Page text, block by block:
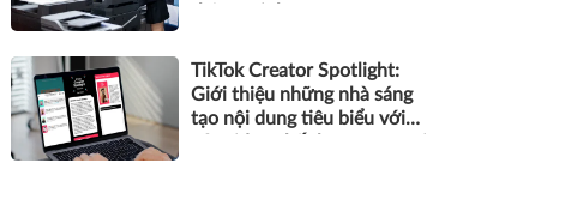
TikTok Creator Spotlight:
Giới thiệu những nhà sáng
tạo nội dung tiêu biểu với